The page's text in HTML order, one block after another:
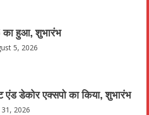
का हुआ, शुभारंभ
5, 2026
डेकोर एक्सपो का किया, शुभारंभ
31, 2026